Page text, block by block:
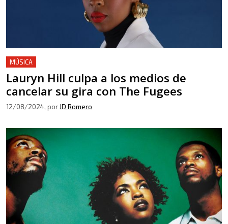
MÚSICA
Lauryn Hill culpa a los medios de
cancelar su gira con The Fugees
12/08/2024, por JD Romero